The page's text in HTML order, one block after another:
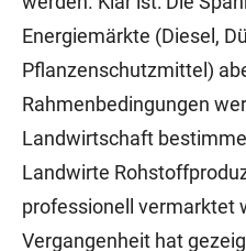
Energiemärkte (Diesel,
Pflanzenschutzmittel)
Rahmenbedingungen
Landwirtschaft
Landwirte
professionell vermarktet
Vergangenheit hat